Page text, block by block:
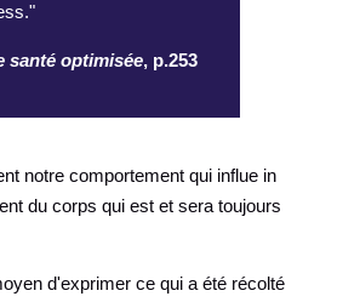
santé optimisée, p.253
notre comportement qui influe in
du corps qui est et sera toujours
d'exprimer ce qui a été récolté